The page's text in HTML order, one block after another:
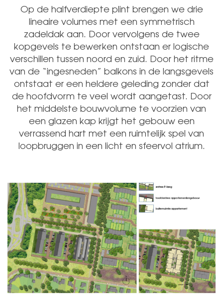
Op de halfverdiepte plint brengen we drie
lineaire volumes met een symmetrisch
zadeldak aan. Door vervolgens de twee
kopgevels te bewerken ontstaan er logische
verschillen tussen noord en zuid. Door het ritme
van de “ingesneden” balkons in de langsgevels
ontstaat er een heldere geleding zonder dat
de hoofdvorm te veel wordt aangetast. Door
het middelste bouwvolume te voorzien van
een glazen kap krijgt het gebouw een
verrassend hart met een ruimtelijk spel van
loopbruggen in een licht en sfeervol atrium.